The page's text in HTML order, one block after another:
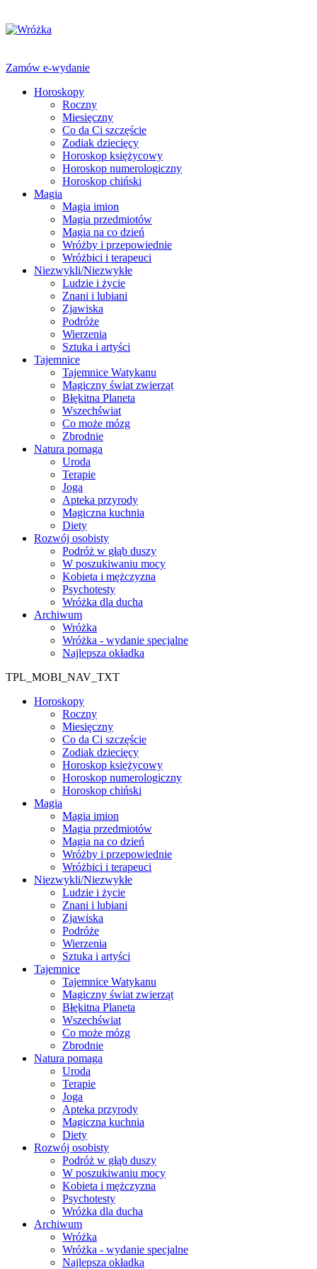
Zamów e-wydanie
Horoskopy
Roczny
Miesięczny
Co da Ci szczęście
Zodiak dziecięcy
Horoskop księżycowy
Horoskop numerologiczny
Horoskop chiński
Magia
Magia imion
Magia przedmiotów
Magia na co dzień
Wróżby i przepowiednie
Wróżbici i terapeuci
Niezwykli/Niezwykłe
Ludzie i życie
Znani i lubiani
Zjawiska
Podróże
Wierzenia
Sztuka i artyści
Tajemnice
Tajemnice Watykanu
Magiczny świat zwierząt
Błękitna Planeta
Wszechświat
Co może mózg
Zbrodnie
Natura pomaga
Uroda
Terapie
Joga
Apteka przyrody
Magiczna kuchnia
Diety
Rozwój osobisty
Podróż w głąb duszy
W poszukiwaniu mocy
Kobieta i mężczyzna
Psychotesty
Wróżka dla ducha
Archiwum
Wróżka
Wróżka - wydanie specjalne
Najlepsza okładka
TPL_MOBI_NAV_TXT
Horoskopy
Roczny
Miesięczny
Co da Ci szczęście
Zodiak dziecięcy
Horoskop księżycowy
Horoskop numerologiczny
Horoskop chiński
Magia
Magia imion
Magia przedmiotów
Magia na co dzień
Wróżby i przepowiednie
Wróżbici i terapeuci
Niezwykli/Niezwykłe
Ludzie i życie
Znani i lubiani
Zjawiska
Podróże
Wierzenia
Sztuka i artyści
Tajemnice
Tajemnice Watykanu
Magiczny świat zwierząt
Błękitna Planeta
Wszechświat
Co może mózg
Zbrodnie
Natura pomaga
Uroda
Terapie
Joga
Apteka przyrody
Magiczna kuchnia
Diety
Rozwój osobisty
Podróż w głąb duszy
W poszukiwaniu mocy
Kobieta i mężczyzna
Psychotesty
Wróżka dla ducha
Archiwum
Wróżka
Wróżka - wydanie specjalne
Najlepsza okładka